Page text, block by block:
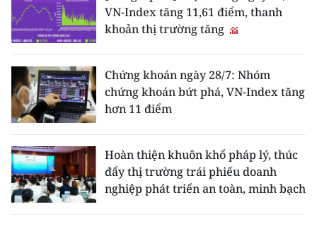
VN-Index tăng 11,61 điểm, thanh
khoản thị trường tăng
Chứng khoán ngày 28/7: Nhóm
chứng khoán bứt phá, VN-Index tăng
hơn 11 điểm
Hoàn thiện khuôn khổ pháp lý, thúc
đẩy thị trường trái phiếu doanh
nghiệp phát triển an toàn, minh bạch